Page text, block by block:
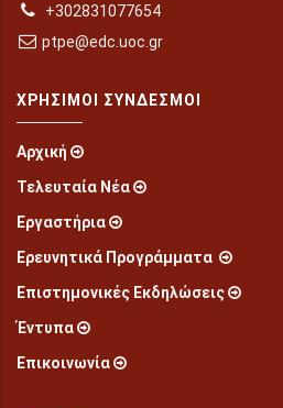
+302831077654
ptpe@edc.uoc.gr
ΧΡΉΣΙΜΟΙ ΣΎΝΔΕΣΜΟΙ
Αρχική
Τελευταία Νέα
Εργαστήρια
Ερευνητικά Προγράμματα
Επιστημονικές Εκδηλώσεις
Έντυπα
Επικοινωνία